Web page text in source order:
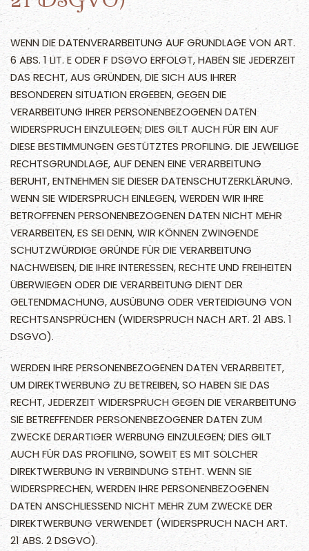
WENN DIE DATENVERARBEITUNG AUF GRUNDLAGE VON ART.
6 ABS. 1 LIT. E ODER F DSGVO ERFOLGT, HABEN SIE JEDERZEIT
DAS RECHT, AUS GRÜNDEN, DIE SICH AUS IHRER
BESONDEREN SITUATION ERGEBEN, GEGEN DIE
VERARBEITUNG IHRER PERSONENBEZOGENEN DATEN
WIDERSPRUCH EINZULEGEN; DIES GILT AUCH FÜR EIN AUF
DIESE BESTIMMUNGEN GESTÜTZTES PROFILING. DIE JEWEILIGE
RECHTSGRUNDLAGE, AUF DENEN EINE VERARBEITUNG
BERUHT, ENTNEHMEN SIE DIESER DATENSCHUTZERKLÄRUNG.
WENN SIE WIDERSPRUCH EINLEGEN, WERDEN WIR IHRE
BETROFFENEN PERSONENBEZOGENEN DATEN NICHT MEHR
VERARBEITEN, ES SEI DENN, WIR KÖNNEN ZWINGENDE
SCHUTZWÜRDIGE GRÜNDE FÜR DIE VERARBEITUNG
NACHWEISEN, DIE IHRE INTERESSEN, RECHTE UND FREIHEITEN
ÜBERWIEGEN ODER DIE VERARBEITUNG DIENT DER
GELTENDMACHUNG, AUSÜBUNG ODER VERTEIDIGUNG VON
RECHTSANSPRÜCHEN (WIDERSPRUCH NACH ART. 21 ABS. 1
DSGVO).
WERDEN IHRE PERSONENBEZOGENEN DATEN VERARBEITET,
UM DIREKTWERBUNG ZU BETREIBEN, SO HABEN SIE DAS
RECHT, JEDERZEIT WIDERSPRUCH GEGEN DIE VERARBEITUNG
SIE BETREFFENDER PERSONENBEZOGENER DATEN ZUM
ZWECKE DERARTIGER WERBUNG EINZULEGEN; DIES GILT
AUCH FÜR DAS PROFILING, SOWEIT ES MIT SOLCHER
DIREKTWERBUNG IN VERBINDUNG STEHT. WENN SIE
WIDERSPRECHEN, WERDEN IHRE PERSONENBEZOGENEN
DATEN ANSCHLIESSEND NICHT MEHR ZUM ZWECKE DER
DIREKTWERBUNG VERWENDET (WIDERSPRUCH NACH ART.
21 ABS. 2 DSGVO).